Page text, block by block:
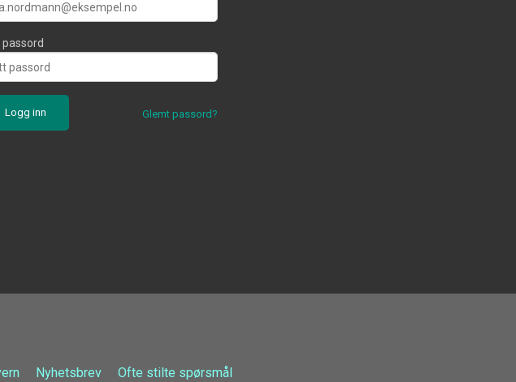
passord
Glemt passord?
Nyhetsbrev Ofte stilte spørsmål